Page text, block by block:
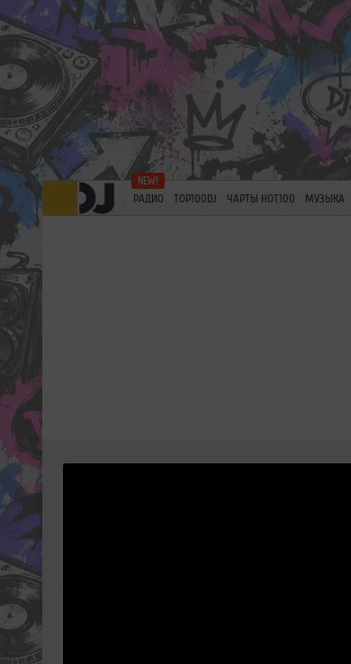
РАДИО TOP100DJ ЧАРТЫ HOT100 МУЗЫКА